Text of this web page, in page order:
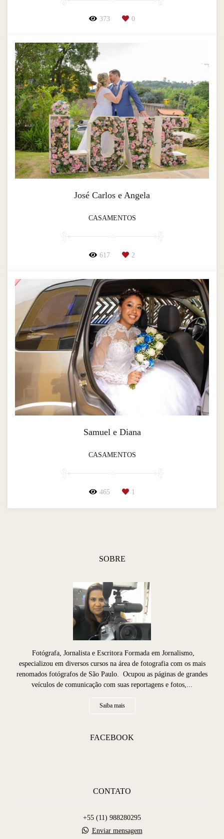
373 0
José Carlos e Angela
CASAMENTOS
617 2
Samuel e Diana
CASAMENTOS
465 1
SOBRE
Fotógrafa, Jornalista e Escritora Formada em Jornalismo,
especializou em diversos cursos na área de fotografia com os mais
renomados fotógrafos de São Paulo. Ocupou as páginas de grandes
veículos de comunicação com suas reportagens e fotos,...
Saiba mais
FACEBOOK
CONTATO
+55 (11) 988280295
Enviar mensagem